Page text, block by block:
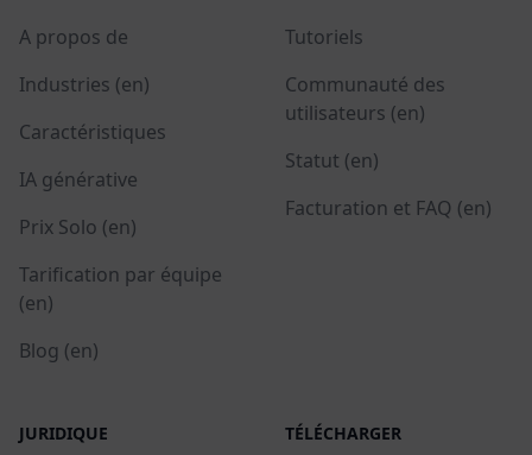
A propos de
Industries (en)
Caractéristiques
IA générative
Prix Solo (en)
Tarification par équipe
(en)
Blog (en)
Tutoriels
Communauté des
utilisateurs (en)
Statut (en)
Facturation et FAQ (en)
JURIDIQUE TÉLÉCHARGER